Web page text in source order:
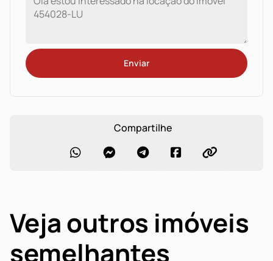
Enviar
Compartilhe
Veja outros imóveis
semelhantes